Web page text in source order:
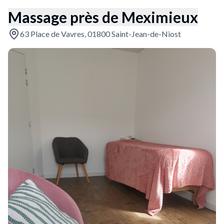
Massage près de Meximieux
63 Place de Vavres, 01800 Saint-Jean-de-Niost